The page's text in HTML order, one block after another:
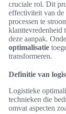
cruciale rol. Dit
effectiviteit van de
processen te
klanttevredenheid
deze aanpak.
optimalisatie
transformeren.
Definitie van
Logistieke
technieken die
omvat aspecten